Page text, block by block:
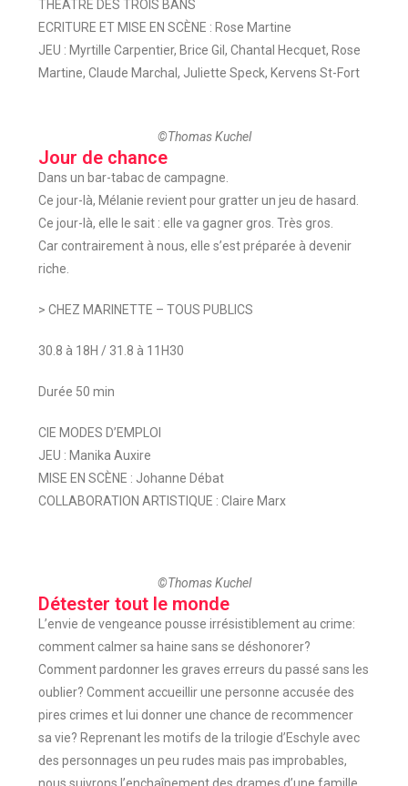
THÉÂTRE DES TROIS BANS
ECRITURE ET MISE EN SCÈNE : Rose Martine
JEU : Myrtille Carpentier, Brice Gil, Chantal Hecquet, Rose
Martine, Claude Marchal, Juliette Speck, Kervens St-Fort
©Thomas Kuchel
Jour de chance
Dans un bar-tabac de campagne.
Ce jour-là, Mélanie revient pour gratter un jeu de hasard.
Ce jour-là, elle le sait : elle va gagner gros. Très gros.
Car contrairement à nous, elle s’est préparée à devenir
riche.
> CHEZ MARINETTE – TOUS PUBLICS
30.8 à 18H / 31.8 à 11H30
Durée 50 min
CIE MODES D’EMPLOI
JEU : Manika Auxire
MISE EN SCÈNE : Johanne Débat
COLLABORATION ARTISTIQUE : Claire Marx
©Thomas Kuchel
Détester tout le monde
L’envie de vengeance pousse irrésistiblement au crime:
comment calmer sa haine sans se déshonorer?
Comment pardonner les graves erreurs du passé sans les
oublier? Comment accueillir une personne accusée des
pires crimes et lui donner une chance de recommencer
sa vie? Reprenant les motifs de la trilogie d’Eschyle avec
des personnages un peu rudes mais pas improbables,